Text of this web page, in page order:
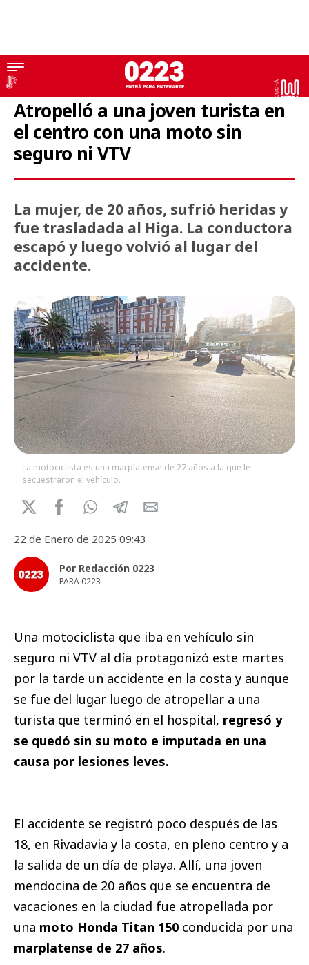
Accidente
Atropelló a una joven turista en
el centro con una moto sin
seguro ni VTV
La mujer, de 20 años, sufrió heridas y
fue trasladada al Higa. La conductora
escapó y luego volvió al lugar del
accidente.
La motociclista es una marplatense de 27 años a la que le
secuestraron el vehículo.
22 de Enero de 2025 09:43
Por Redacción 0223
PARA 0223
Una motociclista que iba en vehículo sin
seguro ni VTV al día protagonizó este martes
por la tarde un accidente en la costa y aunque
se fue del lugar luego de atropellar a una
turista que terminó en el hospital, regresó y
se quedó sin su moto e imputada en una
causa por lesiones leves.
El accidente se registró poco después de las
18, en Rivadavia y la costa, en pleno centro y a
la salida de un día de playa. Allí, una joven
mendocina de 20 años que se encuentra de
vacaciones en la ciudad fue atropellada por
una moto Honda Titan 150 conducida por una
marplatense de 27 años.